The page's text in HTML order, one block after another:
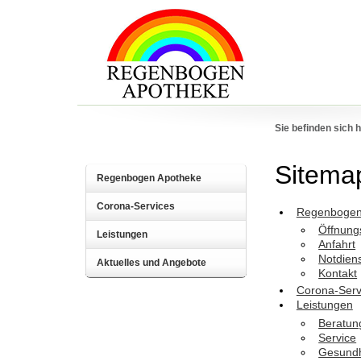
Regenbogen Apotheke
Corona-Services
Leistungen
Aktuelles und Angebote
Sie befinden sich
Anfahrt
Kontakt
Corona-
Leistungen
Service